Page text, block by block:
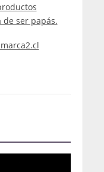
ser papás.